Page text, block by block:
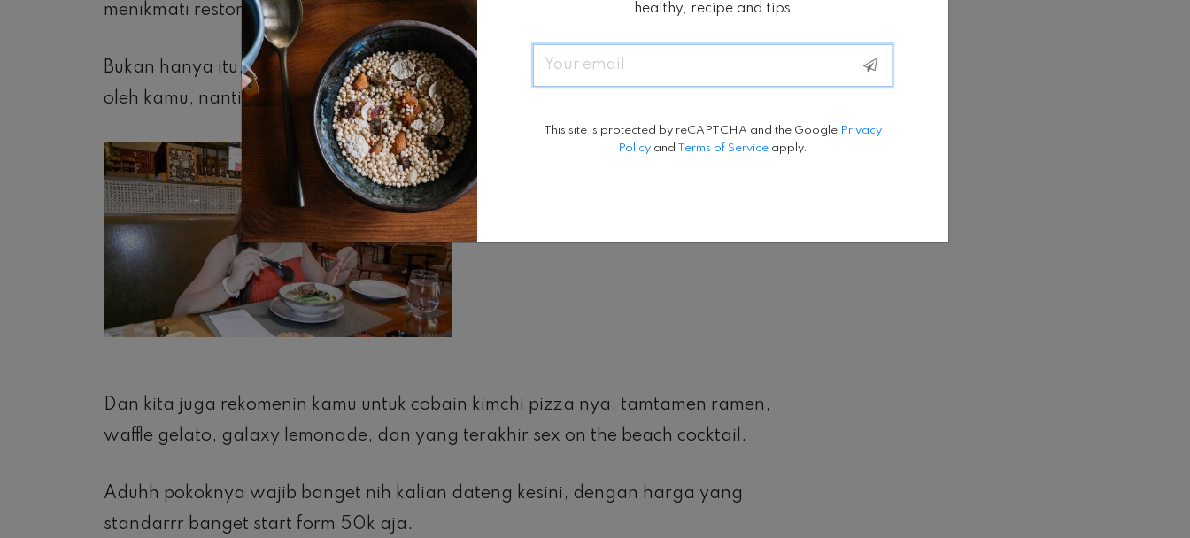
menikmati restoran disini.
Bukan hanya itu, aksesoris ala-ala jepang, cookies juga ada disini untuk oleh-
oleh kamu, nantinya.
Dan kita juga rekomenin kamu untuk cobain kimchi pizza nya, tamtamen ramen,
waffle gelato, galaxy lemonade, dan yang terakhir sex on the beach cocktail.
Aduhh pokoknya wajib banget nih kalian dateng kesini, dengan harga yang
standarrr banget start form 50k aja.
healthy, recipe and tips
Email
This site is protected by reCAPTCHA and the Google Privacy
Policyand Terms of Serviceapply.